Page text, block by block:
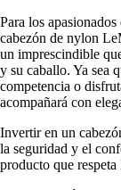
Para los
cabezón de nylon
un imprescindible
y su caballo. Ya sea
competencia o
acompañará con
Invertir en un
la seguridad y el
producto que respeta